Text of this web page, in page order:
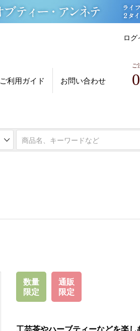
ログ
ご利用ガイド お問い合わせ
ご
数量
限定
通販
限定